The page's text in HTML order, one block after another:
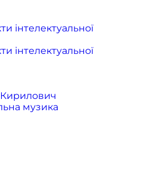
інтелектуальної
інтелектуальної
Кирилович
музика